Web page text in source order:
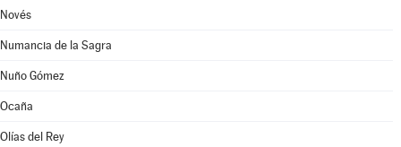
Novés
Numancia de la Sagra
Nuño Gómez
Ocaña
Olías del Rey